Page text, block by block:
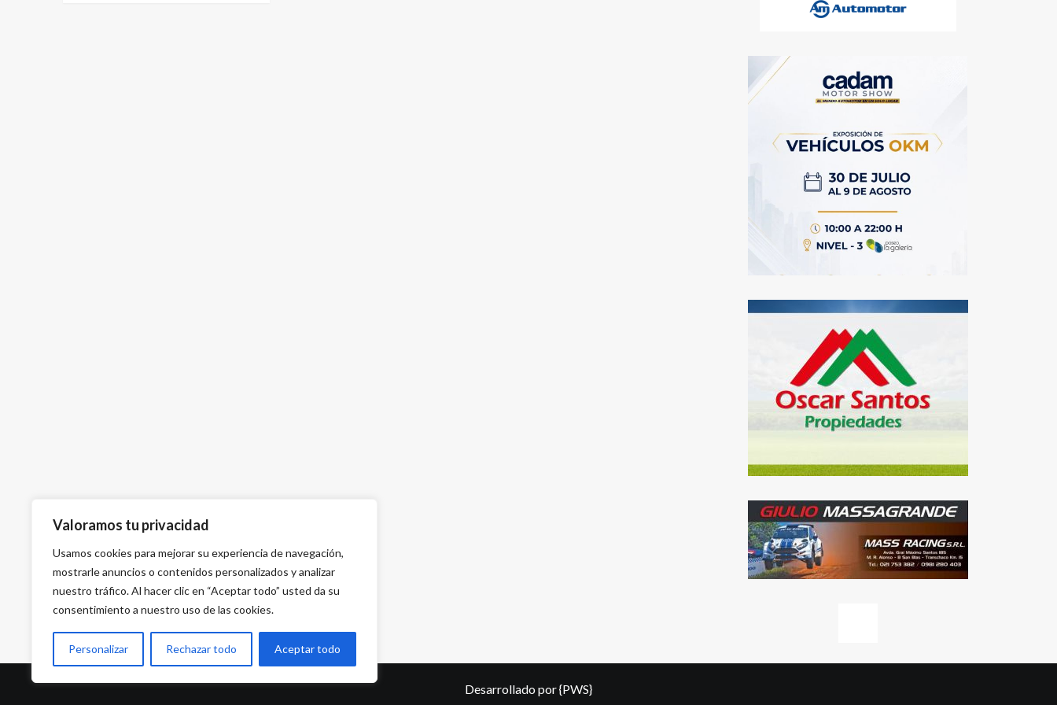
Valoramos tu privacidad
Usamos cookies para mejorar su experiencia de navegación,
mostrarle anuncios o contenidos personalizados y analizar
nuestro tráfico. Al hacer clic en “Aceptar todo” usted da su
consentimiento a nuestro uso de las cookies.
Personalizar Rechazar todo Aceptar todo
Desarrollado por{PWS}